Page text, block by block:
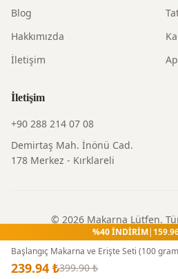
%40İNDİRİM|
Başlangıç Makarna ve Erişte Seti (100
239.94 ₺399.90₺
Blog
Hakkımızda
İletişim
İletişim
+90 288 214 07 08
Demirtaş Mah. İnönü Cad.
178 Merkez - Kırklareli
© 2026 Makarna Lütfen.
Gizlilik Politikası|Kullanım